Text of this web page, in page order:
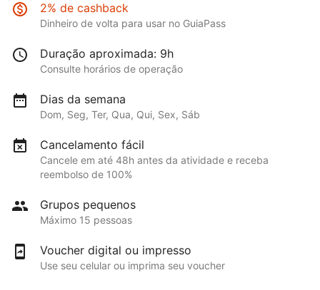
2% de cashback
Dinheiro de volta para usar no GuiaPass
Duração aproximada: 9h
Consulte horários de operação
Dias da semana
Dom, Seg, Ter, Qua, Qui, Sex, Sáb
Cancelamento fácil
Cancele em até 48h antes da atividade e receba
reembolso de 100%
Grupos pequenos
Máximo 15 pessoas
Voucher digital ou impresso
Use seu celular ou imprima seu voucher